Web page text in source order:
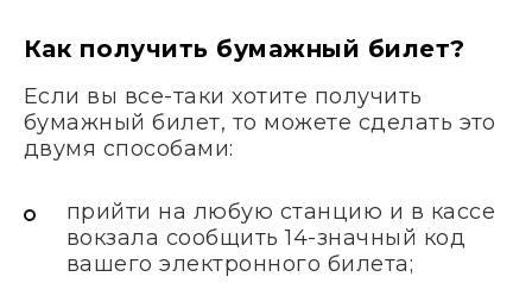
Как получить бумажный билет?
Если вы все-таки хотите получить
бумажный билет, то можете сделать это
двумя способами:
прийти на любую станцию и в кассе
вокзала сообщить 14-значный код
вашего электронного билета;